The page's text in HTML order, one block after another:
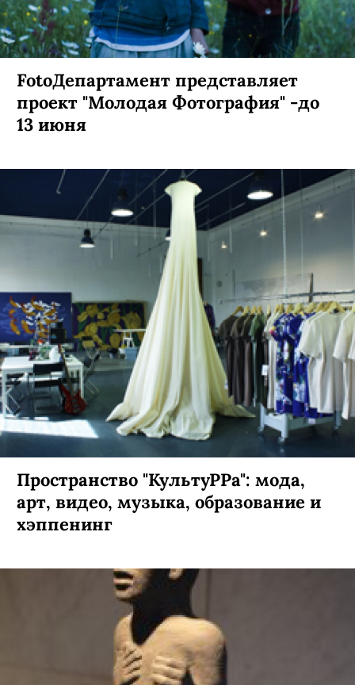
FotoДепартамент представляет
проект "Молодая Фотография" -до
13 июня
Пространство "КультуРРа": мода,
арт, видео, музыка, образование и
хэппенинг